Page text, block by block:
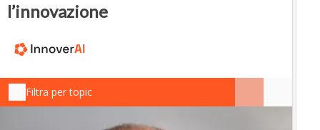
l’innovazione
Filtra per topic